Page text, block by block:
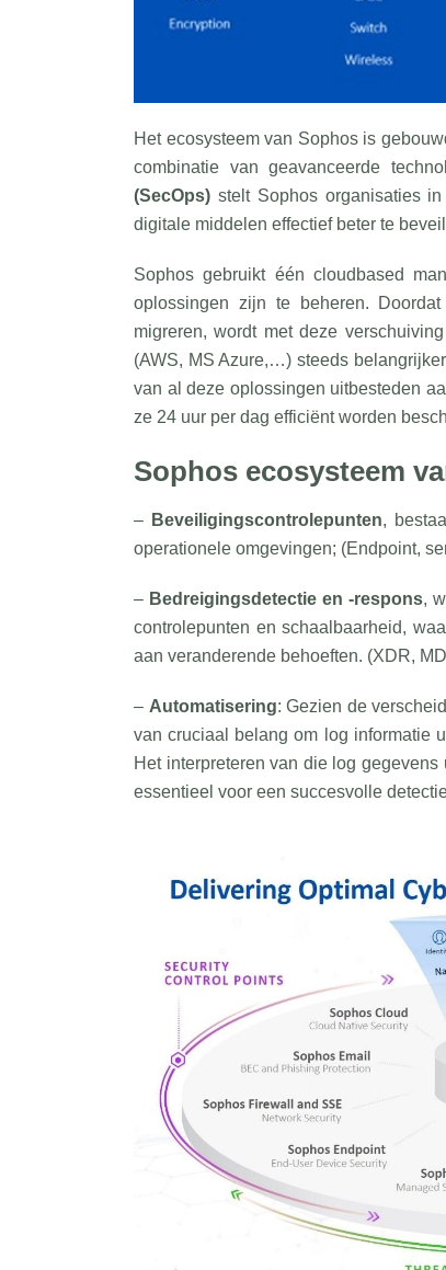
Het ecosysteem van Sophos is
combinatie van geavanceerde
(SecOps) stelt Sophos organisaties
digitale middelen effectief beter te
Sophos gebruikt één cloudbased
oplossingen zijn te beheren.
migreren, wordt met deze
(AWS, MS Azure,…) steeds
van al deze oplossingen uitbesteden
ze 24 uur per dag efficiënt worden
Sophos ecosysteem
– Beveiligingscontrolepunten,
operationele omgevingen; (Endpoint,
– Bedreigingsdetectie en -respons,
controlepunten en schaalbaarheid,
aan veranderende behoeften. (XDR,
– Automatisering: Gezien de
van cruciaal belang om log informatie
Het interpreteren van die log
essentieel voor een succesvolle